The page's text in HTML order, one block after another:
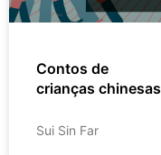
Contos de
crianças chinesas
Sui Sin Far